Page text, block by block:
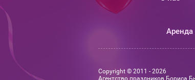
Copyright © 2011 - 2026